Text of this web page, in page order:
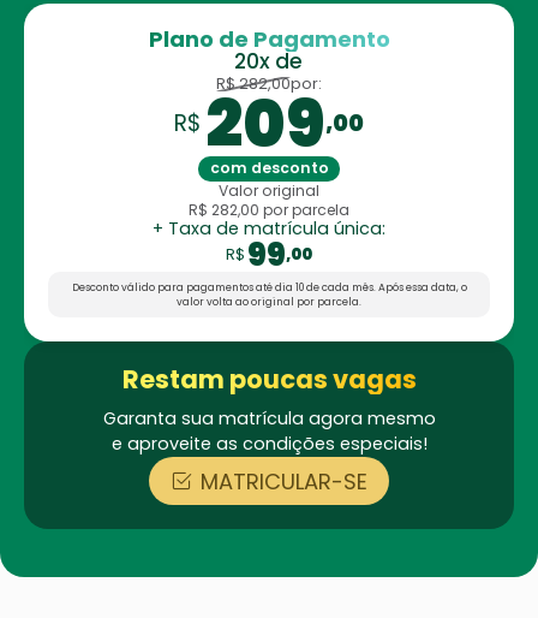
Plano de Pagamento
20x de
R$ 282,00por:
R$ 209,00
com desconto
Valor original
R$ 282,00 por parcela
+ Taxa de matrícula única:
R$ 99,00
Desconto válido para pagamentos até dia 10 de cada mês.Após essa data, o
valor volta ao original por parcela.
Restam poucas vagas
Garanta sua matrícula agora mesmo
e aproveite as condições especiais!
MATRICULAR-SE